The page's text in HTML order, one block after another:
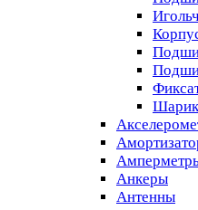
Анкеры
Антенны